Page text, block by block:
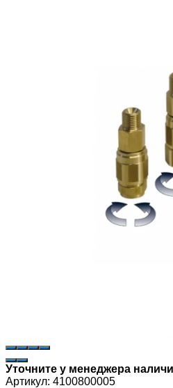
Уточните у менеджера
Артикул: 4100800005